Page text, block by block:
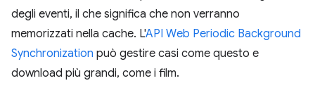
degli eventi, il che significa che non verranno
memorizzati nella cache. L'API Web Periodic Background
Synchronization può gestire casi come questo e
download più grandi, come i film.